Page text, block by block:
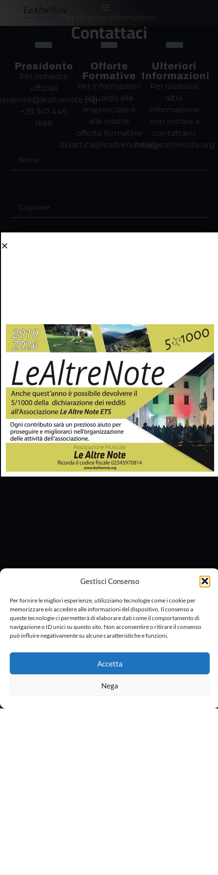
Gestisci Consenso
Per fornire le migliori esperienze, utilizziamo tecnologie come i cookie per
memorizzare e/o accedere alle informazioni del dispositivo. Il consenso a
queste tecnologie ci permetterà di elaborare dati come il comportamento di
navigazione o ID unici su questo sito. Non acconsentire o ritirare il consenso
può influire negativamente su alcune caratteristiche e funzioni.
Accetta
Nega
Per ulteriori informazioni
Contattaci
Presidente
Per richieste
ufficiali
+39 347 449
1686
Offerte
Formative
Per informazioni
riguardo alla
masterclass e
alle nostre
offerte formative
didattica@lealtrenote.org
Ulteriori
Informazioni
Per qualsiasi
altra
informazione
non esitare a
contattarci
info@lealtrenote.org
Invia